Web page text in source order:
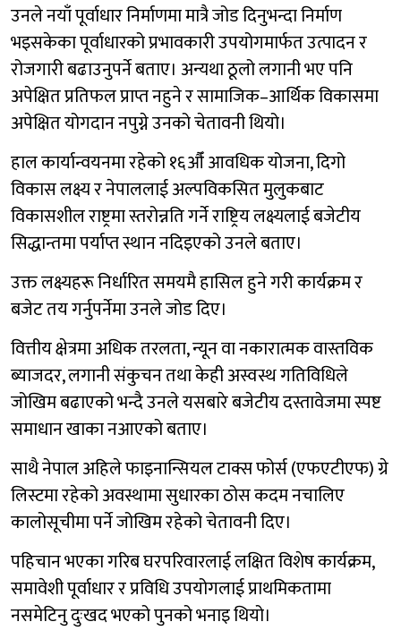
उनले नयाँ पूर्वाधार निर्माणमा मात्रै जोड दिनुभन्दा निर्माण
भइसकेका पूर्वाधारको प्रभावकारी उपयोगमार्फत उत्पादन र
रोजगारी बढाउनुपर्ने बताए। अन्यथा ठूलो लगानी भए पनि
अपेक्षित प्रतिफल प्राप्त नहुने र सामाजिक–आर्थिक विकासमा
अपेक्षित योगदान नपुग्ने उनको चेतावनी थियो।
हाल कार्यान्वयनमा रहेको १६औँ आवधिक योजना, दिगो
विकास लक्ष्य र नेपाललाई अल्पविकसित मुलुकबाट
विकासशील राष्ट्रमा स्तरोन्नति गर्ने राष्ट्रिय लक्ष्यलाई बजेटीय
सिद्धान्तमा पर्याप्त स्थान नदिइएको उनले बताए।
उक्त लक्ष्यहरू निर्धारित समयमै हासिल हुने गरी कार्यक्रम र
बजेट तय गर्नुपर्नेमा उनले जोड दिए।
वित्तीय क्षेत्रमा अधिक तरलता, न्यून वा नकारात्मक वास्तविक
ब्याजदर, लगानी संकुचन तथा केही अस्वस्थ गतिविधिले
जोखिम बढाएको भन्दै उनले यसबारे बजेटीय दस्तावेजमा स्पष्ट
समाधान खाका नआएको बताए।
साथै नेपाल अहिले फाइनान्सियल टाक्स फोर्स (एफएटीएफ) ग्रे
लिस्टमा रहेको अवस्थामा सुधारका ठोस कदम नचालिए
कालोसूचीमा पर्ने जोखिम रहेको चेतावनी दिए।
पहिचान भएका गरिब घरपरिवारलाई लक्षित विशेष कार्यक्रम,
समावेशी पूर्वाधार र प्रविधि उपयोगलाई प्राथमिकतामा
नसमेटिनु दुःखद भएको पुनको भनाइ थियो।